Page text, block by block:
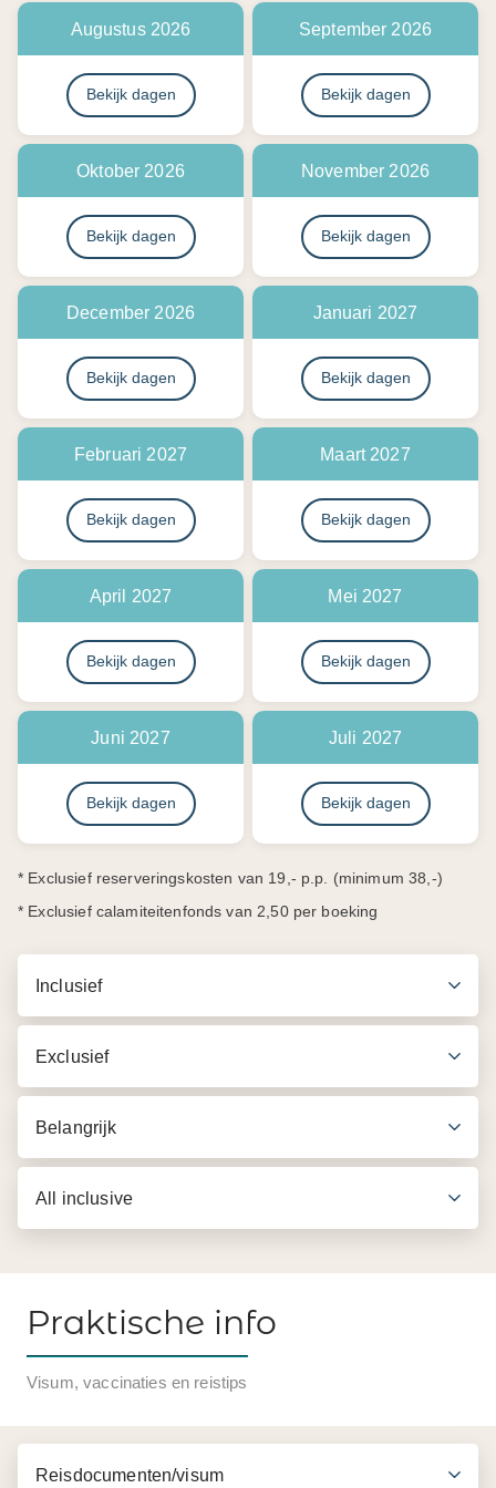
Augustus 2026
Bekijk dagen
September 2026
Bekijk dagen
Oktober 2026
Bekijk dagen
November 2026
Bekijk dagen
December 2026
Bekijk dagen
Januari 2027
Bekijk dagen
Februari 2027
Bekijk dagen
Maart 2027
Bekijk dagen
April 2027
Bekijk dagen
Mei 2027
Bekijk dagen
Juni 2027
Bekijk dagen
Juli 2027
Bekijk dagen
* Exclusief reserveringskosten van 19,- p.p. (minimum 38,-)
* Exclusief calamiteitenfonds van 2,50 per boeking
Inclusief
Exclusief
Belangrijk
All inclusive
Inbegrepen in de prijs
geboekt)
Transfer vliegveld/Malé - hotel v.v. per watertaxi
Praktische info
Visum, vaccinaties en reistips
Reisdocumenten/visum